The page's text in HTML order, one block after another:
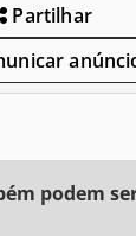
Partilhar
podem